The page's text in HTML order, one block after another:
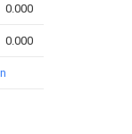
0.000
0.000